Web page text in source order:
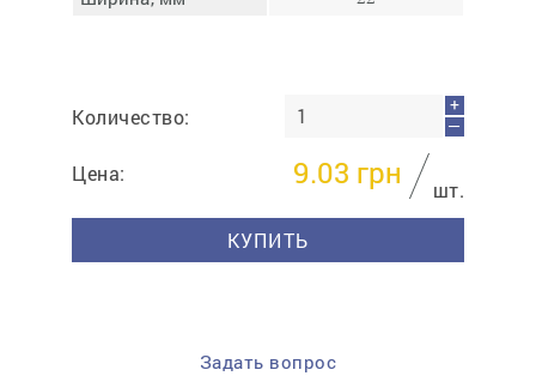
Количество:
+
—
Цена: 9.03 грн
шт.
КУПИТЬ
Задать вопрос